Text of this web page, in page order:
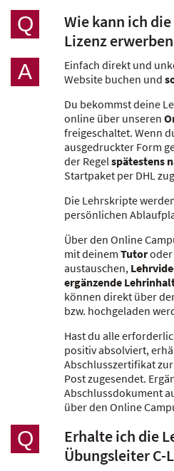
Q
Wie kann ich
Lizenz
A
Einfach direkt und
Website buchen und
Du bekommst deine
online über unseren
freigeschaltet. Wenn
ausgedruckter Form
der Regel spätestens
Startpaket per DHL
Die Lehrskripte
persönlichen
Über den Online
mit deinem Tutoroder
austauschen,
ergänzende
können direkt über
bzw. hochgeladen
Hast du alle
positiv absolviert,
Abschlusszertifikat
Post zugesendet.
Abschlussdokument
über den Online
Q
Erhalte ich die
Übungsleiter C-